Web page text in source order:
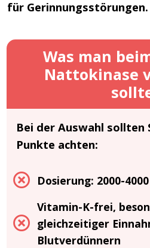
für Gerinnungsstörungen.
Was man
Nattokinase
Bei der Auswahl sollten
Punkte achten:
Dosierung: 2000-
Vitamin-K-frei,
gleichzeitiger
Blutverdünnern